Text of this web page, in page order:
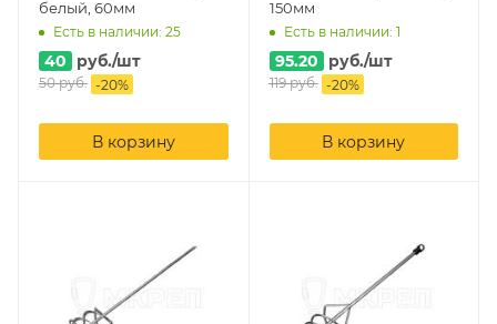
белый, 60мм
Есть в наличии: 25
40 руб./шт
50руб. -20%
В корзину
150мм
Есть в наличии: 1
95.20 руб./шт
119руб. -20%
В корзину